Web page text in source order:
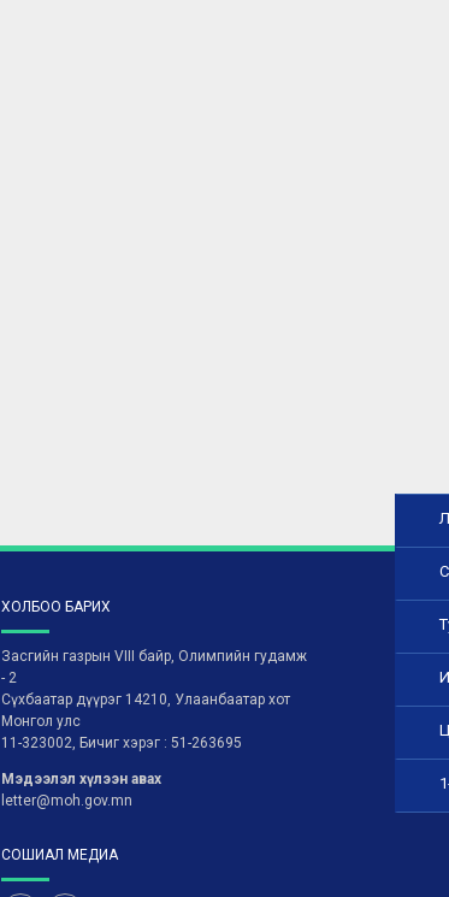
ХОЛБОО БАРИХ
Засгийн газрын VIII байр, Олимпийн гудамж
- 2
Сүхбаатар дүүрэг 14210, Улаанбаатар хот
Монгол улс
11-323002, Бичиг хэрэг : 51-263695
Мэдээлэл хүлээн авах
letter@moh.gov.mn
СОШИАЛ МЕДИА